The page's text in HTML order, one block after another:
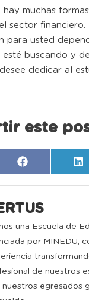
hay muchas
sector financiero.
para usted
esté buscando y
dedicar al
este
Compartir
en
Facebook
una Escuela de
por MINEDU,
de nuestros
nuestros egresados